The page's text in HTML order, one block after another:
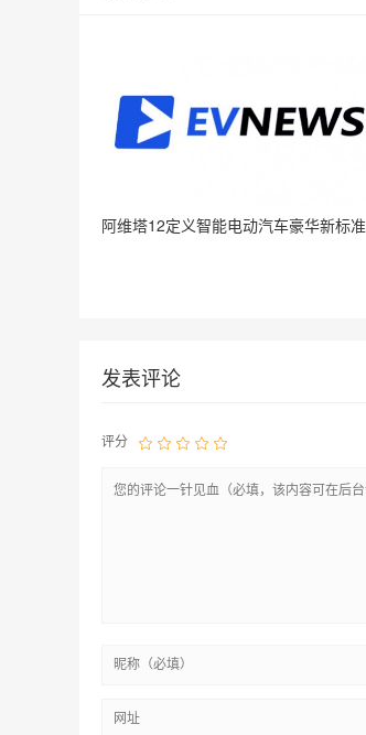
阿维塔12定义智能电动汽车豪华新标准
发表评论
评分